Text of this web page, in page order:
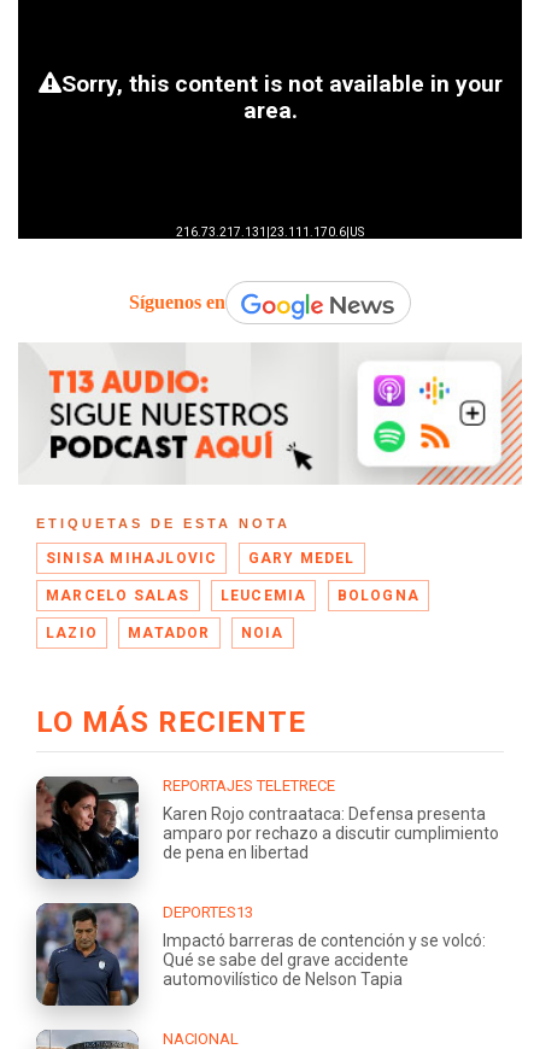
Síguenos en
ETIQUETAS DE ESTA NOTA
SINISA MIHAJLOVIC GARY MEDEL
MARCELO SALAS LEUCEMIA BOLOGNA
LAZIO MATADOR NOIA
LO MÁS RECIENTE
REPORTAJES TELETRECE
Karen Rojo contraataca: Defensa presenta
amparo por rechazo a discutir cumplimiento
de pena en libertad
DEPORTES13
Impactó barreras de contención y se volcó:
Qué se sabe del grave accidente
automovilístico de Nelson Tapia
NACIONAL